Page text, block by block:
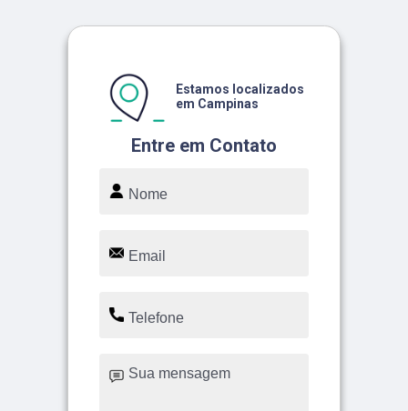
Entre em Contato
Estamos localizados
em Campinas